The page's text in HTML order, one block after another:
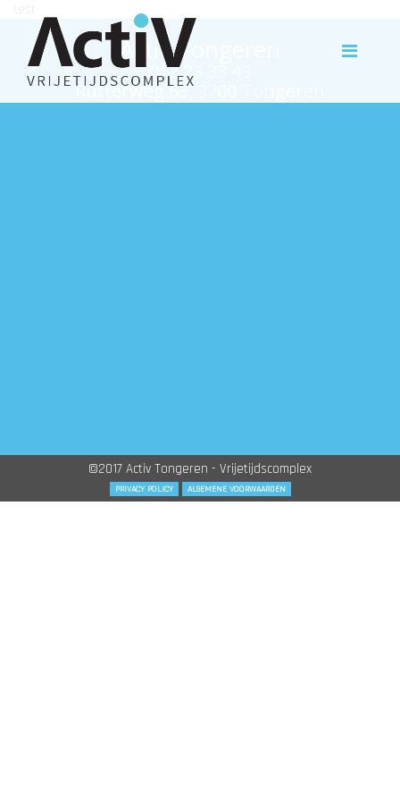
Activ Tongeren
012 23 33 43
Rutterweg 63, 3700 Tongeren
©2017 Activ Tongeren - Vrijetijdscomplex
PRIVACY POLICY ALGEMENE VOORWAARDEN